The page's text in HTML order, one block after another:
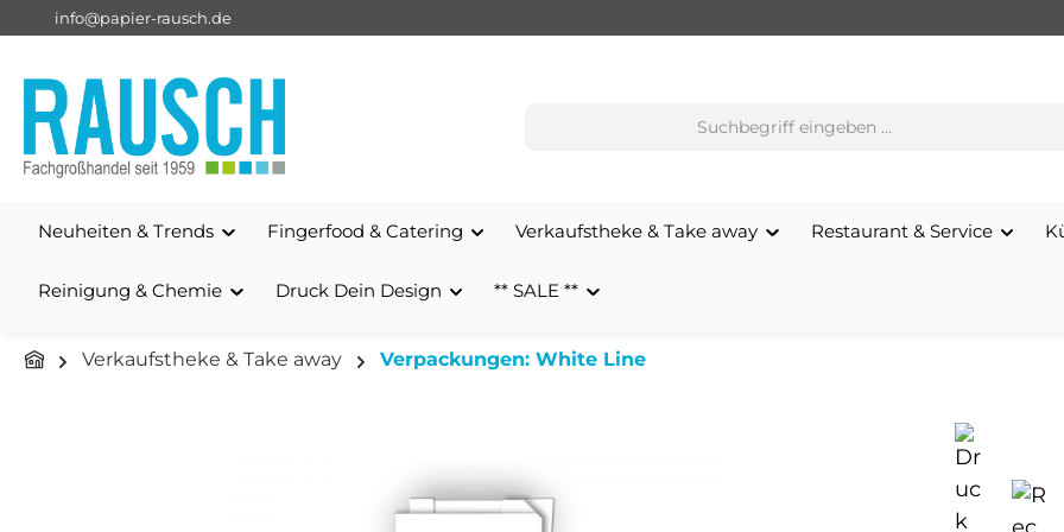
Zur Hauptnavigation springen
info@papier-rausch.de
Neuheiten & Trends Fingerfood & Catering Verkaufstheke & Take away Restaurant & Service
Reinigung & Chemie Druck Dein Design ** SALE **
Verkaufstheke & Take away Verpackungen: White Line